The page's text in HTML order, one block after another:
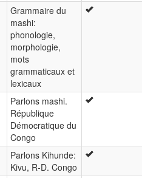
Grammaire du
mashi:
phonologie,
morphologie,
mots
grammaticaux et
lexicaux
Parlons mashi.
République
Démocratique du
Congo
Parlons Kihunde:
Kivu, R-D. Congo